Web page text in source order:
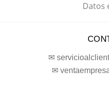
Datos
✉
✉